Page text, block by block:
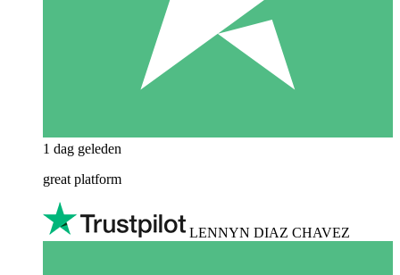
1 dag geleden
great platform
LENNYN DIAZ CHAVEZ